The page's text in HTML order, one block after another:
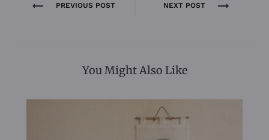
PREVIOUS POST NEXT POST
You Might Also Like